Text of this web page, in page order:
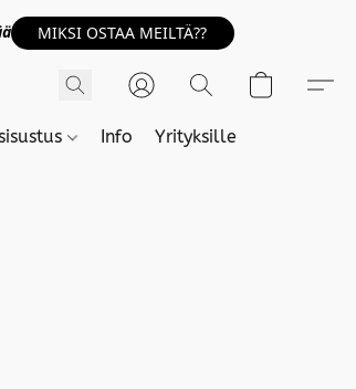
MIKSI OSTAA MEILTÄ??
Info Yrityksille